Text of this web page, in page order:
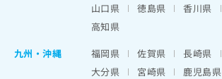
山口県
徳島県 香川県
高知県
九州・沖縄
福岡県 佐賀県 長崎県
大分県
宮崎県 鹿児島県